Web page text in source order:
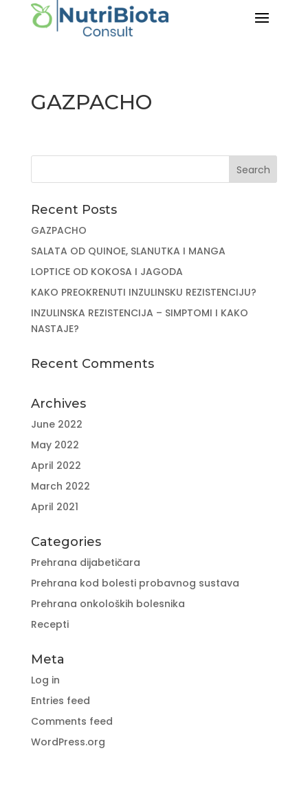
GAZPACHO
Recent Posts
GAZPACHO
SALATA OD QUINOE, SLANUTKA I MANGA
LOPTICE OD KOKOSA I JAGODA
KAKO PREOKRENUTI INZULINSKU REZISTENCIJU?
INZULINSKA REZISTENCIJA – SIMPTOMI I KAKO
NASTAJE?
Recent Comments
Archives
June 2022
May 2022
April 2022
March 2022
April 2021
Categories
Prehrana dijabetičara
Prehrana kod bolesti probavnog sustava
Prehrana onkoloških bolesnika
Recepti
Meta
Log in
Entries feed
Comments feed
WordPress.org